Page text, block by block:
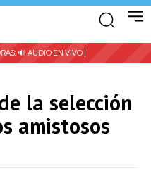
🔊 AUDIO EN VIVO |
la selección
amistosos